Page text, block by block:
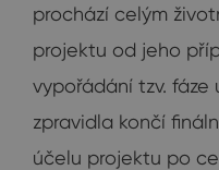
prochází celým
projektu od jeho
vypořádání tzv. fáze
zpravidla končí
účelu projektu po